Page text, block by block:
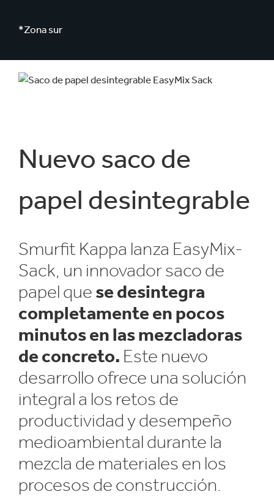
*Zona sur
Nuevo saco de
papel desintegrable
Smurfit Kappa lanza EasyMix-
Sack, un innovador saco de
papel quese desintegra
completamente en pocos
minutos en las mezcladoras
de concreto. Este nuevo
desarrollo ofrece una solución
integral a los retos de
productividad y desempeño
medioambiental durante la
mezcla de materiales en los
procesos de construcción.